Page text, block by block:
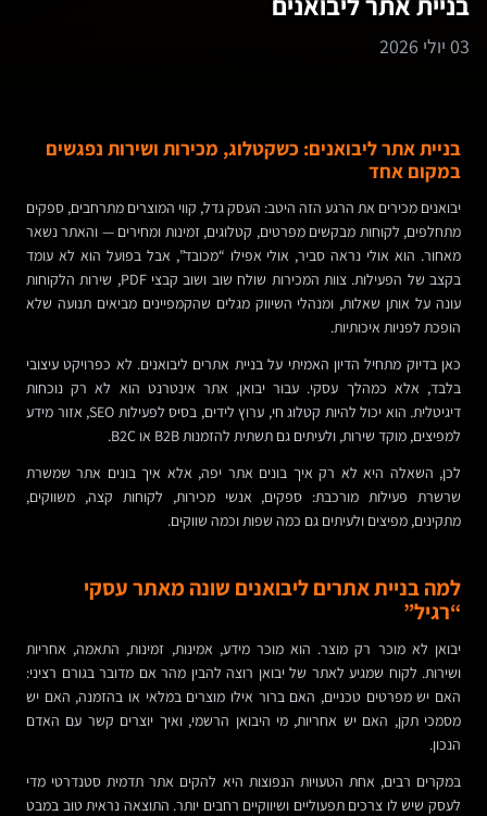
03 יולי 2026
בניית אתר ליבואנים: כשקטלוג, מכירות ושירות נפגשים
במקום אחד
יבואנים מכירים את הרגע הזה היטב: העסק גדל, קווי המוצרים מתרחבים, ספקים
מתחלפים, לקוחות מבקשים מפרטים, קטלוגים, זמינות ומחירים — והאתר נשאר
מאחור. הוא אולי נראה סביר, אולי אפילו “מכובד”, אבל בפועל הוא לא עומד
בקצב של הפעילות. צוות המכירות שולח שוב ושוב קבצי PDF, שירות הלקוחות
עונה על אותן שאלות, ומנהלי השיווק מגלים שהקמפיינים מביאים תנועה שלא
הופכת לפניות איכותיות.
כאן בדיוק מתחיל הדיון האמיתי על בניית אתרים ליבואנים. לא כפרויקט עיצובי
בלבד, אלא כמהלך עסקי. עבור יבואן, אתר אינטרנט הוא לא רק נוכחות
דיגיטלית. הוא יכול להיות קטלוג חי, ערוץ לידים, בסיס לפעילות SEO, אזור מידע
למפיצים, מוקד שירות, ולעיתים גם תשתית להזמנות B2B או B2C.
לכן, השאלה היא לא רק איך בונים אתר יפה, אלא איך בונים אתר שמשרת
שרשרת פעילות מורכבת: ספקים, אנשי מכירות, לקוחות קצה, משווקים,
מתקינים, מפיצים ולעיתים גם כמה שפות וכמה שווקים.
למה בניית אתרים ליבואנים שונה מאתר עסקי
“רגיל”
יבואן לא מוכר רק מוצר. הוא מוכר מידע, אמינות, זמינות, התאמה, אחריות
ושירות. לקוח שמגיע לאתר של יבואן רוצה להבין מהר אם מדובר בגורם רציני:
האם יש מפרטים טכניים, האם ברור אילו מוצרים במלאי או בהזמנה, האם יש
מסמכי תקן, האם יש אחריות, מי היבואן הרשמי, ואיך יוצרים קשר עם האדם
הנכון.
במקרים רבים, אחת הטעויות הנפוצות היא להקים אתר תדמית סטנדרטי מדי
לעסק שיש לו צרכים תפעוליים ושיווקיים רחבים יותר. התוצאה נראית טוב במבט